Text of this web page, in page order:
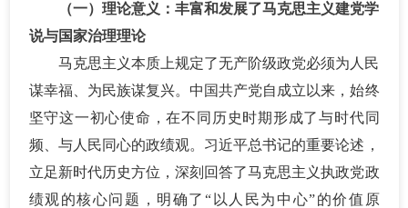
（一）理论意义：丰富和发展了马克思主义建党学
说与国家治理理论
马克思主义本质上规定了无产阶级政党必须为人民
谋幸福、为民族谋复兴。中国共产党自成立以来，始终
坚守这一初心使命，在不同历史时期形成了与时代同
频、与人民同心的政绩观。习近平总书记的重要论述，
立足新时代历史方位，深刻回答了马克思主义执政党政
绩观的核心问题，明确了 “以人民为中心”的价值原